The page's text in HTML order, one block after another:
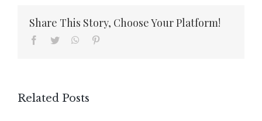
Share This Story, Choose Your Platform!
Facebook
Twitter WhatsApp
Related Posts